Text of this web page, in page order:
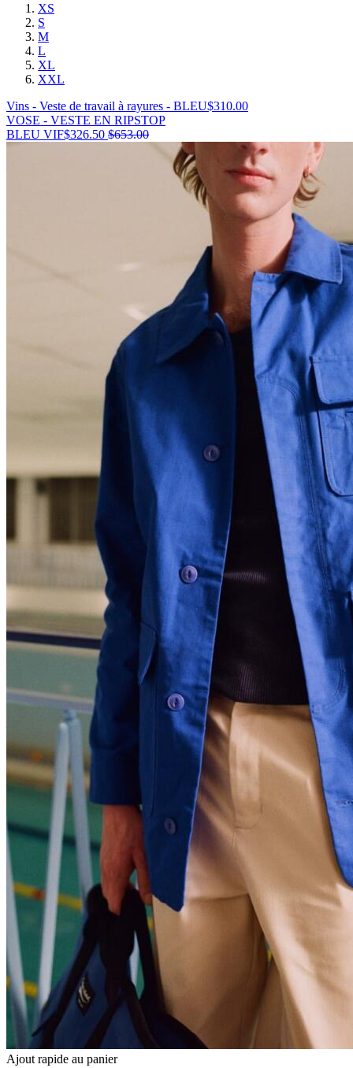
XS
S
M
L
XL
XXL
Vins - Veste de travail à rayures - BLEU$310.00
VOSE - VESTE EN RIPSTOP
BLEU VIF$326.50 $653.00
Ajout rapide au panier